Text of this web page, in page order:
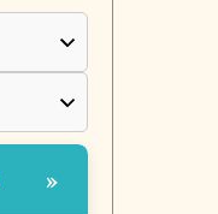
»